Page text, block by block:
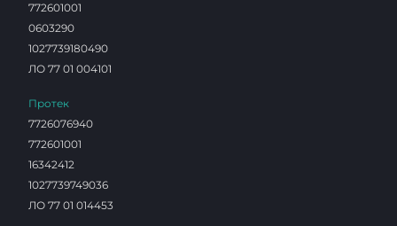
772601001
0603290
1027739180490
ЛО 77 01 004101
Протек
7726076940
772601001
16342412
1027739749036
ЛО 77 01 014453